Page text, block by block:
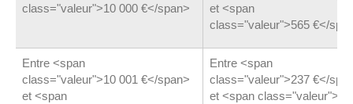
class="valeur">10 000 €</span>
et <span
class="valeur">565 €</
Entre <span
class="valeur">10 001 €</span>
et <span
Entre <span
class="valeur">237 €</
et <span class="valeur">1